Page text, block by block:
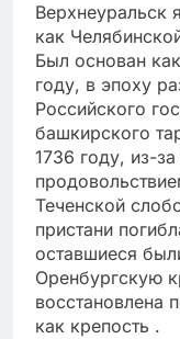
Верхнеуральск
как
Был основан
году, в эпоху
Российского
башкирского
1736 году, из-
Теченской
пристани
оставшиеся
Оренбургскую
восстановлена
как крепость .